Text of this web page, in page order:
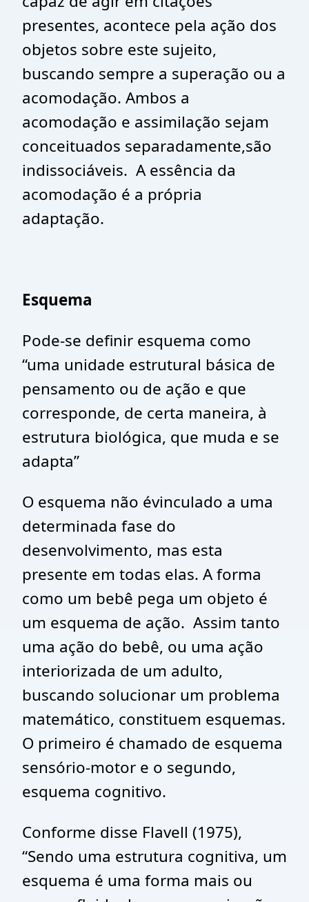
presentes, acontece pela ação dos
objetos sobre este sujeito,
buscando sempre a superação ou a
acomodação. Ambos a
acomodação e assimilação sejam
conceituados separadamente,são
indissociáveis. A essência da
acomodação é a própria
adaptação.
Esquema
Pode-se definir esquema como
“uma unidade estrutural básica de
pensamento ou de ação e que
corresponde, de certa maneira, à
estrutura biológica, que muda e se
adapta”
O esquema não évinculado a uma
determinada fase do
desenvolvimento, mas esta
presente em todas elas. A forma
como um bebê pega um objeto é
um esquema de ação. Assim tanto
uma ação do bebê, ou uma ação
interiorizada de um adulto,
buscando solucionar um problema
matemático, constituem esquemas.
O primeiro é chamado de esquema
sensório-motor e o segundo,
esquema cognitivo.
Conforme disse Flavell (1975),
“Sendo uma estrutura cognitiva, um
esquema é uma forma mais ou